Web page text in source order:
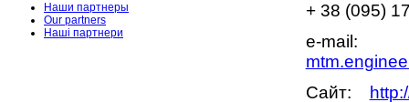
Наши партнеры
Our partners
Наші партнери
+ 38 (095)
e-mail:
Сайт: